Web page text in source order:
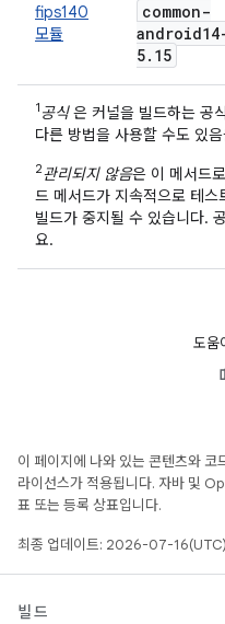
fips140
모듈
common-
5. 15
1 공식은 커널을 빌드하는 공
다른 방법을 사용할 수도 있
2관리되지 않음은 이 메서드
드 메서드가 지속적으로 테
빌드가 중지될 수 있습니다.
요.
도움
이 페이지에 나와 있는 콘텐츠와 코
라이선스가 적용됩니다. 자바 및
표 또는 등록 상표입니다.
최종 업데이트: 2026-07-16(UTC)
빌드